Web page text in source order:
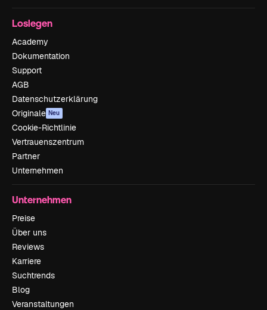
Loslegen
Academy
Dokumentation
Support
AGB
Datenschutzerklärung
Originale Neu
Cookie-Richtlinie
Vertrauenszentrum
Partner
Unternehmen
Unternehmen
Preise
Über uns
Reviews
Karriere
Suchtrends
Blog
Veranstaltungen